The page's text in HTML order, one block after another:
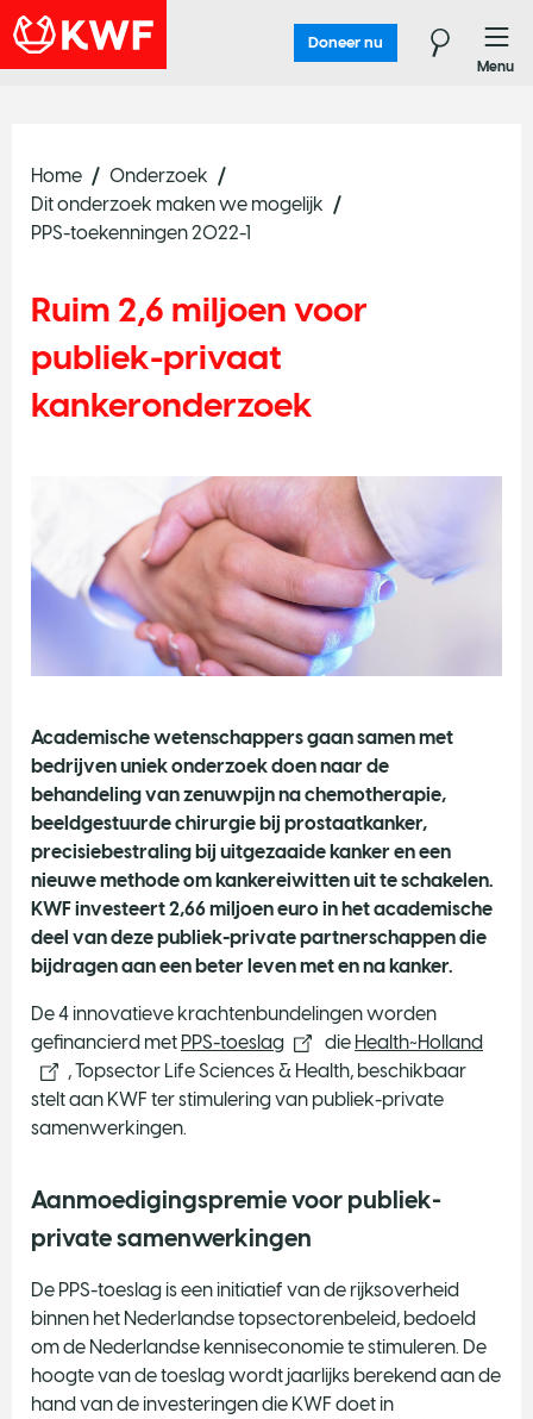
Doneer nu
Menu
Home
Onderzoek
Dit onderzoek maken we mogelijk
PPS-toekenningen 2022-1
Ruim 2,6 miljoen voor
publiek-privaat
kankeronderzoek
Academische wetenschappers gaan samen met
bedrijven uniek onderzoek doen naar de
behandeling van zenuwpijn na chemotherapie,
beeldgestuurde chirurgie bij prostaatkanker,
precisiebestraling bij uitgezaaide kanker en een
nieuwe methode om kankereiwitten uit te schakelen.
KWF investeert 2,66 miljoen euro in het academische
deel van deze publiek-private partnerschappen die
bijdragen aan een beter leven met en na kanker.
De 4 innovatieve krachtenbundelingen worden
gefinancierd met PPS-toeslag die Health~Holland
, Topsector Life Sciences & Health, beschikbaar
stelt aan KWF ter stimulering van publiek-private
samenwerkingen.
Aanmoedigingspremie voor publiek-
private samenwerkingen
De PPS-toeslag is een initiatief van de rijksoverheid
binnen het Nederlandse topsectorenbeleid, bedoeld
om de Nederlandse kenniseconomie te stimuleren. De
hoogte van de toeslag wordt jaarlijks berekend aan de
hand van de investeringen die KWF doet in